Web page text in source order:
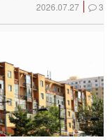
2026.07.27 3